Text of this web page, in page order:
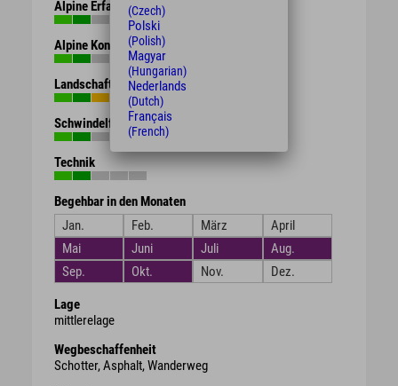
Alpine Erfahrung
Alpine Kondition
Landschaft
Schwindelfreiheit
Technik
Begehbar in den Monaten
Jan.
Feb. März
April
Mai
Juni Juli
Aug.
Sep.
Okt. Nov. Dez.
Lage
mittlerelage
Wegbeschaffenheit
Schotter, Asphalt, Wanderweg
(Czech)
Polski
(Polish)
Magyar
(Hungarian)
Nederlands
(Dutch)
Français
(French)